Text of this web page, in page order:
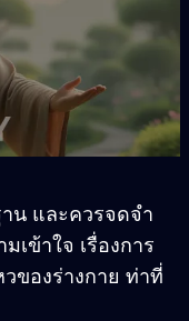
น และควรจดจำ
เข้าใจ เรื่องการ
ของร่างกาย ท่าที่